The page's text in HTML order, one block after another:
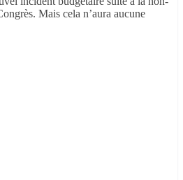
Mais cela n’aura aucune